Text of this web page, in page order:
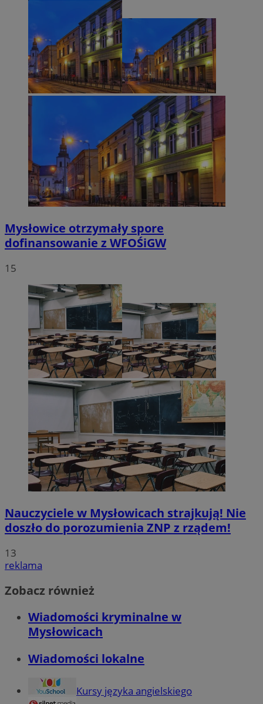
Mysłowice otrzymały spore
dofinansowanie z WFOŚiGW
15
Nauczyciele w Mysłowicach strajkują! Nie
doszło do porozumienia ZNP z rządem!
13
reklama
Zobacz również
Wiadomości kryminalne w
Mysłowicach
Wiadomości lokalne
Kursy języka angielskiego